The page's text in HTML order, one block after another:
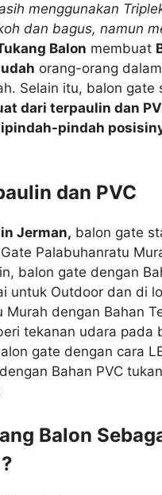
menggunakan
dan bagus, namun
Balon membuat
orang-orang
Selain itu, balon
dari terpaulin dan
pindah
dan PVC
Jerman, balon gate
Palabuhanratu
balon gate dengan
untuk Outdoor dan di
Murah dengan Bahan
tekanan udara pada
gate dengan cara
Bahan PVC
Balon